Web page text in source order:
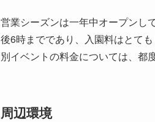
営業シーズンは一年中オープンし
後6時までであり、入園料はとて
別イベントの料金については、都
周辺環境